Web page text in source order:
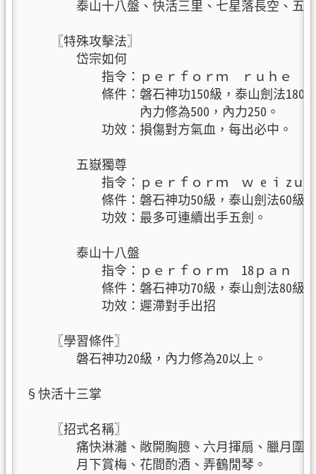
泰山十八盤、快活三里、七星落長空、五
    〖特殊攻擊法〗
        岱宗如何
            指令：ｐｅｒｆｏｒｍ  ｒｕｈｅ
條件：磐石神功150級，泰山劍法180
                  內力修為500，內力250。
            功效：損傷對方氣血，每出必中。
        五嶽獨尊
            指令：ｐｅｒｆｏｒｍ  ｗ e i zｕn
條件：磐石神功50級，泰山劍法60級
            功效：最多可連續出手五劍。
        泰山十八盤
            指令：ｐｅｒｆｏｒｍ  18ｐａｎ
條件：磐石神功70級，泰山劍法80級
            功效：遲滯對手出招
    〖學習條件〗
        磐石神功20級，內力修為20以上。
§快活十三掌
    〖招式名稱〗
痛快淋灕、敞開胸臆、六月揮扇、臘月圍
        月下賞梅、花間酌酒、弄鶴閒琴。